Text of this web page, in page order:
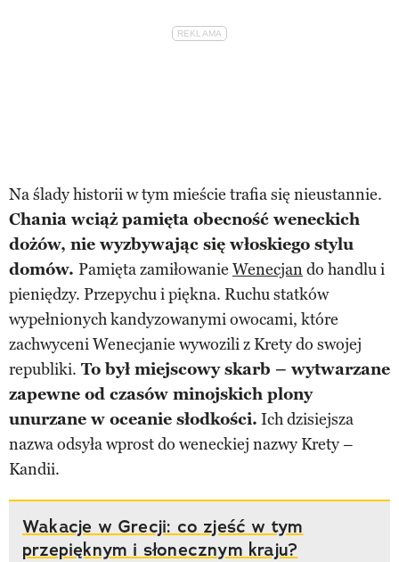
Na ślady historii w tym mieście trafia się nieustannie.
Chania wciąż pamięta obecność weneckich
dożów, nie wyzbywając się włoskiego stylu
domów. Pamięta zamiłowanie Wenecjando handlu i
pieniędzy. Przepychu i piękna. Ruchu statków
wypełnionych kandyzowanymi owocami, które
zachwyceni Wenecjanie wywozili z Krety do swojej
republiki. To był miejscowy skarb – wytwarzane
zapewne od czasów minojskich plony
unurzane w oceanie słodkości. Ich dzisiejsza
nazwa odsyła wprost do weneckiej nazwy Krety –
Kandii.
Wakacje w Grecji: co zjeść w tym
przepięknym i słonecznym kraju?